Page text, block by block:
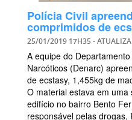
Polícia Civil
comprimidos de
25/01/2019 17H35-
A equipe do
Narcóticos (Denarc)
de ecstasy, 1,455kg de
O material estava em uma
edifício no bairro Bento
responsável pelas drogas,